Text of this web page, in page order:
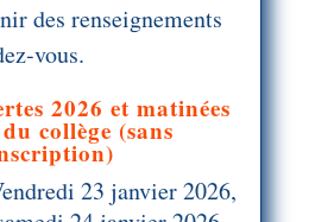
des renseignements
vous.
2026 et matinées
collège (sans
23 janvier 2026,